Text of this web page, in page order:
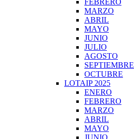
FEBRERO
MARZO
ABRIL
MAYO
JUNIO
JULIO
AGOSTO
SEPTIEMBRE
OCTUBRE
LOTAIP 2025
ENERO
FEBRERO
MARZO
ABRIL
MAYO
JUNIO